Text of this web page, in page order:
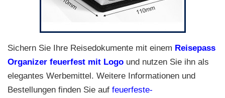
Sichern Sie Ihre Reisedokumente mit einem Reisepass
Organizer feuerfest mit Logo und nutzen Sie ihn als
elegantes Werbemittel. Weitere Informationen und
Bestellungen finden Sie auf feuerfeste-